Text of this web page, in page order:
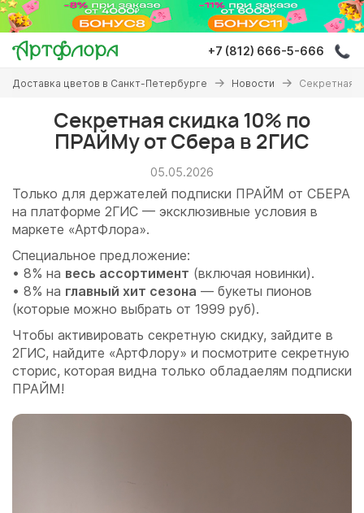
Перейти
основному
содержанию
+7 (812) 666-5-666
Вы
здесь
Доставка цветов в Санкт-Петербурге Новости Секретная
Секретная скидка 10% по
ПРАЙМу от Сбера в 2ГИС
05.05.2026
Только для держателей подписки ПРАЙМ от СБЕРА
на платформе 2ГИС — эксклюзивные условия в
маркете «АртФлора».
Специальное предложение:
• 8% на весь ассортимент (включая новинки).
• 8% на главный хит сезона — букеты пионов
(которые можно выбрать от 1999 руб).
Чтобы активировать секретную скидку, зайдите в
2ГИС, найдите «АртФлору» и посмотрите секретную
сторис, которая видна только обладаелям подписки
ПРАЙМ!